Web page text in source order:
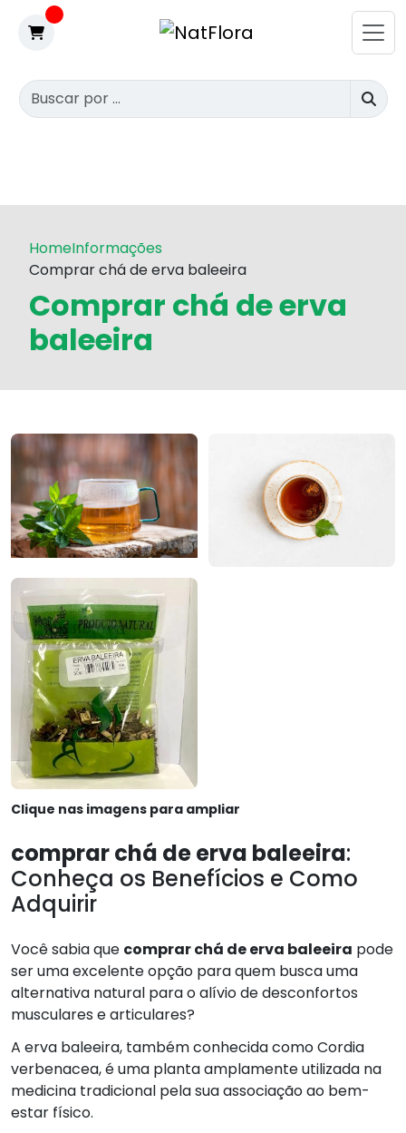
HomeInformações
Comprar chá de erva baleeira
Comprar chá de erva
baleeira
Clique nas imagens para ampliar
comprar chá de erva baleeira:
Conheça os Benefícios e Como
Adquirir
Você sabia que comprar chá de erva baleeira pode
ser uma excelente opção para quem busca uma
alternativa natural para o alívio de desconfortos
musculares e articulares?
A erva baleeira, também conhecida como Cordia
verbenacea, é uma planta amplamente utilizada na
medicina tradicional pela sua associação ao bem-
estar físico.